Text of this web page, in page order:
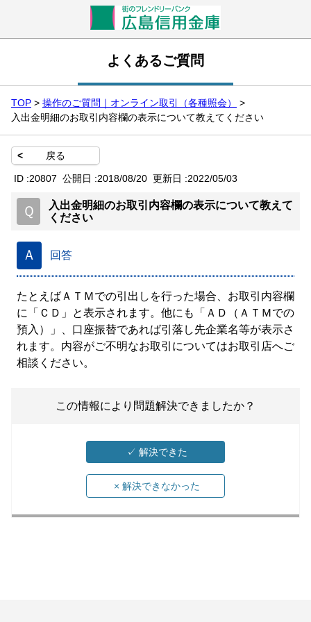
よくあるご質問
TOP > 操作のご質問｜オンライン取引（各種照会）
>
入出金明細のお取引内容欄の表示について教えてください
< 戻る
ID :20807 公開日 :2018/08/20 更新日 :2022/05/03
Ｑ
入出金明細のお取引内容欄の表示について教えて
ください
Ａ 回答
たとえばＡＴＭでの引出しを行った場合、お取引内容欄
に「ＣＤ」と表示されます。他にも「ＡＤ（ＡＴＭでの
預入）」、口座振替であれば引落し先企業名等が表示さ
れます。内容がご不明なお取引についてはお取引店へご
相談ください。
この情報により問題解決できましたか？
✓ 解決できた
× 解決できなかった